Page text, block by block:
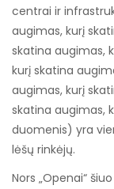
centrai ir
augimas, kurį
skatina augimas,
kurį skatina
augimas, kurį
skatina augimas,
duomenis) yra
lėšų rinkėjų.
Nors „Openai“